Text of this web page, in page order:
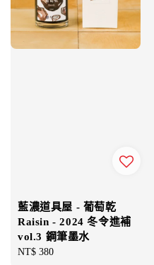
藍濃道具屋 - 葡萄乾
Raisin - 2024 冬令進補
vol.3 鋼筆墨水
Regular
NT$ 380